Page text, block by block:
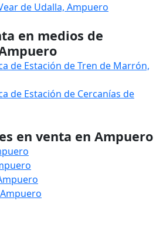
de Udalla, Ampuero
en medios de
de Estación de Tren de Marrón,
de Estación de Cercanías de
en venta en Ampuero